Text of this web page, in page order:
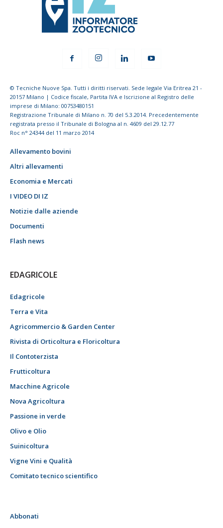
© Tecniche Nuove Spa. Tutti i diritti riservati. Sede legale Via Eritrea 21 -
20157 Milano | Codice fiscale, Partita IVA e Iscrizione al Registro delle
imprese di Milano: 00753480151
Registrazione Tribunale di Milano n. 70 del 5.3.2014. Precedentemente
registrata presso il Tribunale di Bologna al n. 4609 del 29.12.77
Roc n° 24344 del 11 marzo 2014
Allevamento bovini
Altri allevamenti
Economia e Mercati
I VIDEO DI IZ
Notizie dalle aziende
Documenti
Flash news
EDAGRICOLE
Edagricole
Terra e Vita
Agricommercio & Garden Center
Rivista di Orticoltura e Floricoltura
Il Contoterzista
Frutticoltura
Macchine Agricole
Nova Agricoltura
Passione in verde
Olivo e Olio
Suinicoltura
Vigne Vini e Qualità
Comitato tecnico scientifico
Abbonati